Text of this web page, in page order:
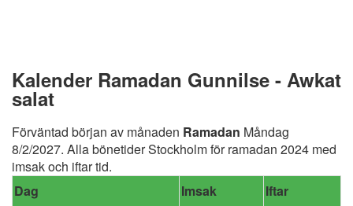
Kalender Ramadan Gunnilse - Awkat
salat
Förväntad början av månaden Ramadan Måndag
8/2/2027. Alla bönetider Stockholm för ramadan 2024 med
imsak och iftar tid.
Dag
Imsak
Iftar